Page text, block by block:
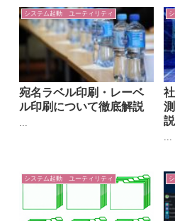
システム起動 ユーティリティ
宛名ラベル印刷・レーベ
ル印刷について徹底解説
...
説
...
システム起動 ユーティリティ